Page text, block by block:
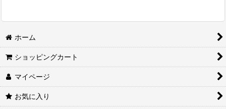
ホーム
ショッピングカート
マイページ
お気に入り